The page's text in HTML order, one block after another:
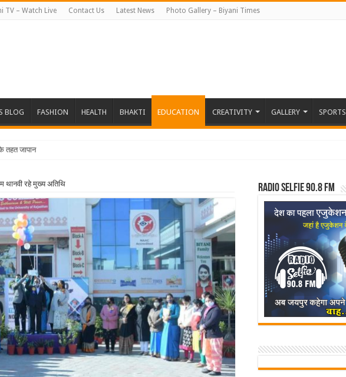
TV – Watch Live Contact Us Latest News Photo Gallery – Biyani Times
BLOG FASHION HEALTH BHAKTI EDUCATION CREATIVITY GALLERY SPORTS
जापान रवाना हुई बियानी ग्रुप ऑफ क
रहे मुख्य अतिथि Radio Selfie 90.8 FM